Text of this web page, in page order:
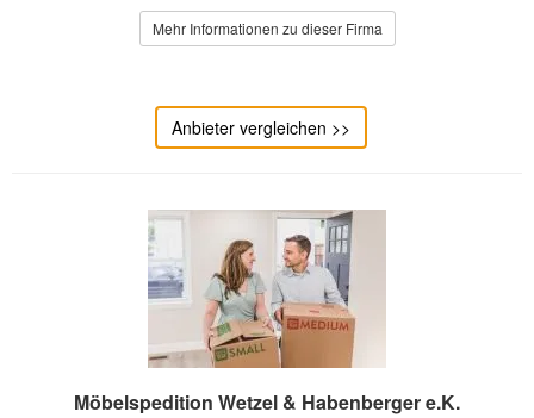
Mehr Informationen zu dieser Firma
Anbieter vergleichen >>
Möbelspedition Wetzel & Habenberger e.K.